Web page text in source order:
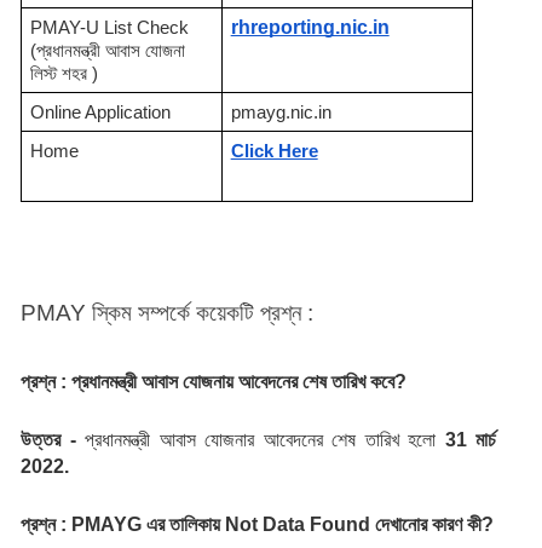
PMAY-U List Check
(প্রধানমন্ত্রী আবাস যোজনা
লিস্ট শহর )
rhreporting.nic.in
Online Application
pmayg.nic.in
Home
Click Here
PMAY স্কিম সম্পর্কে কয়েকটি প্রশ্ন :
প্রশ্ন : প্রধানমন্ত্রী আবাস যোজনায় আবেদনের শেষ তারিখ কবে?
উত্তর - প্রধানমন্ত্রী আবাস যোজনার আবেদনের শেষ তারিখ হলো 31 মার্চ
2022.
প্রশ্ন : PMAYG এর তালিকায় Not Data Found দেখানোর কারণ কী?